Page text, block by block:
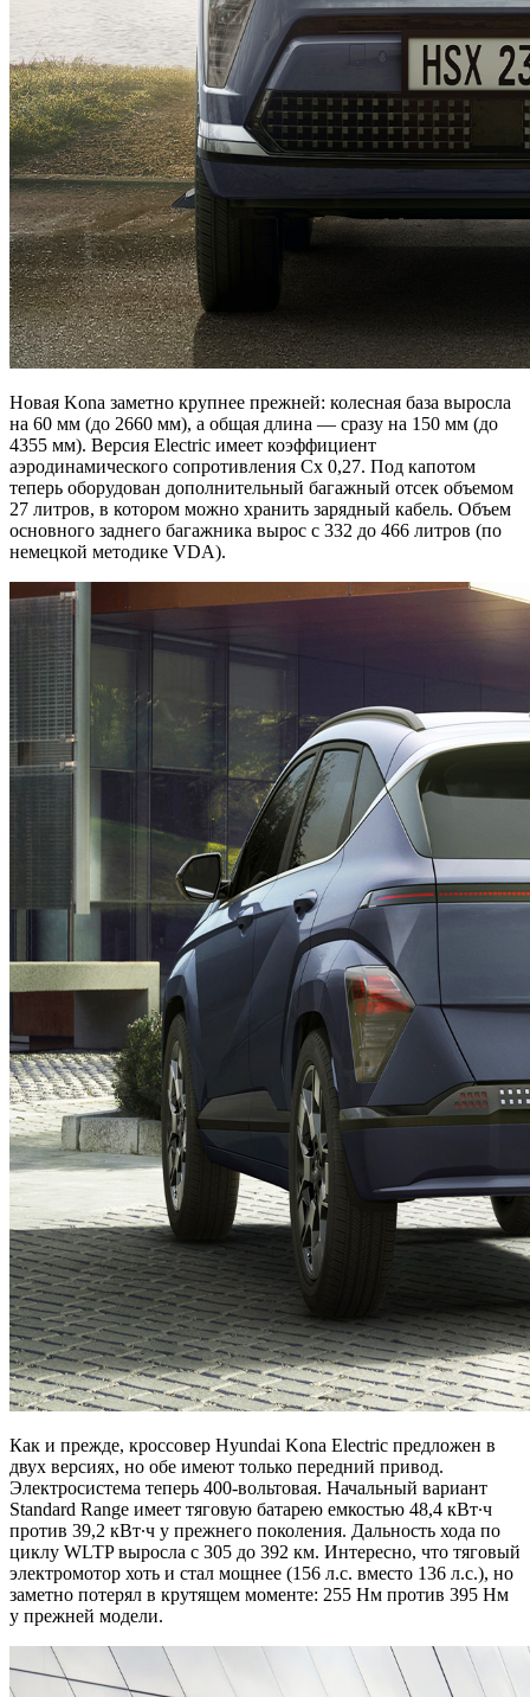
Новая Kona заметно крупнее прежней: колесная база выросла
на 60 мм (до 2660 мм), а общая длина — сразу на 150 мм (до
4355 мм). Версия Electric имеет коэффициент
аэродинамического сопротивления Cx 0,27. Под капотом
теперь оборудован дополнительный багажный отсек объемом
27 литров, в котором можно хранить зарядный кабель. Объем
основного заднего багажника вырос с 332 до 466 литров (по
немецкой методике VDA).
Как и прежде, кроссовер Hyundai Kona Electric предложен в
двух версиях, но обе имеют только передний привод.
Электросистема теперь 400-вольтовая. Начальный вариант
Standard Range имеет тяговую батарею емкостью 48,4 кВт∙ч
против 39,2 кВт∙ч у прежнего поколения. Дальность хода по
циклу WLTP выросла с 305 до 392 км. Интересно, что тяговый
электромотор хоть и стал мощнее (156 л.с. вместо 136 л.с.), но
заметно потерял в крутящем моменте: 255 Нм против 395 Нм
у прежней модели.